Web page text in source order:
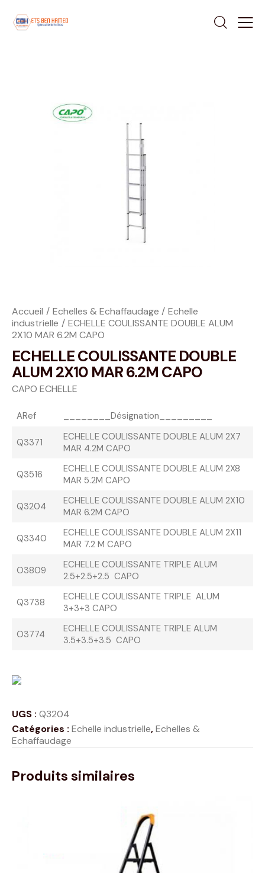
Accueil Echelles & Echaffaudage
Echelle
industrielle
ECHELLE COULISSANTE DOUBLE ALUM
2X10 MAR 6.2M CAPO
ECHELLE COULISSANTE DOUBLE
ALUM 2X10 MAR 6.2M CAPO
CAPO ECHELLE
ARef ________Désignation_________
Q3371
ECHELLE COULISSANTE DOUBLE ALUM 2X7
MAR 4.2M CAPO
Q3516
ECHELLE COULISSANTE DOUBLE ALUM 2X8
MAR 5.2M CAPO
Q3204
ECHELLE COULISSANTE DOUBLE ALUM 2X10
MAR 6.2M CAPO
Q3340
ECHELLE COULISSANTE DOUBLE ALUM 2X11
MAR 7.2 M CAPO
O3809
ECHELLE COULISSANTE TRIPLE ALUM
2.5+2.5+2.5 CAPO
Q3738
ECHELLE COULISSANTE TRIPLE ALUM
3+3+3 CAPO
O3774
ECHELLE COULISSANTE TRIPLE ALUM
3.5+3.5+3.5 CAPO
UGS : Q3204
Catégories : Echelle industrielle,Echelles &
Echaffaudage
Produits similaires